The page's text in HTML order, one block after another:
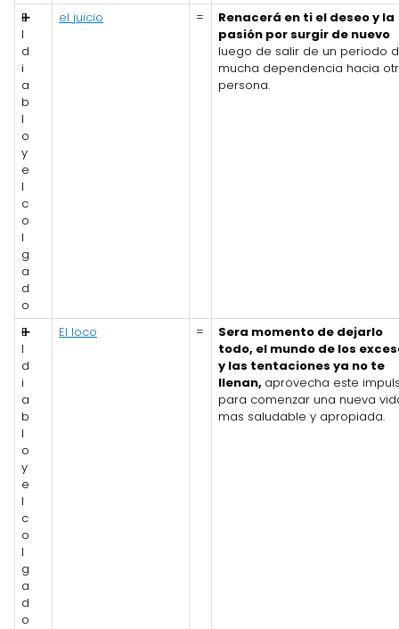
E
l
d
i
a
b
l
o
y
e
l
c
o
l
g
a
d
o
➕ el juicio =
Renacerá en ti el deseo y la
pasión por surgir de nuevo
luego de salir de un periodo
mucha dependencia hacia
persona.
E
l
d
i
a
b
l
o
y
e
l
c
o
l
g
a
d
o
➕ El loco =
Sera momento de dejarlo
todo, el mundo de los
y las tentaciones ya no te
llenan, aprovecha este
para comenzar una nueva
mas saludable y apropiada.